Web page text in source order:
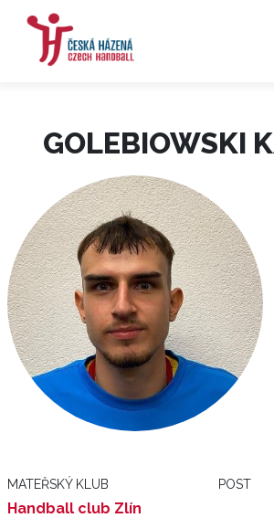
GOLEBIOWSKI
MATEŘSKÝ KLUB
Handball club Zlín
POST